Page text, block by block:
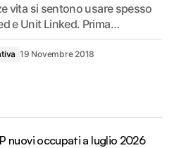
vita si sentono usare spesso
e Unit Linked. Prima…
19 Novembre 2018
nuovi occupati a luglio 2026